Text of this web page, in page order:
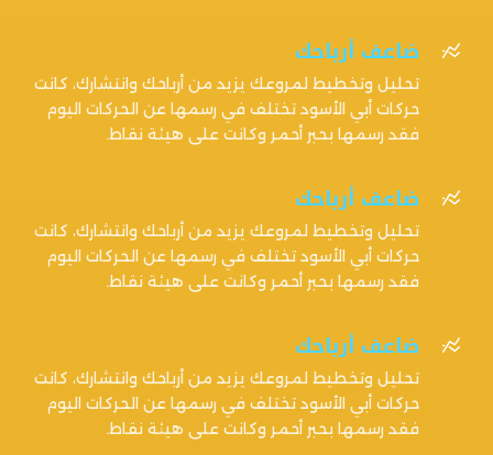
 ضاعف أرباحك
تحليل وتخطيط لمروعك يزيد من أرباحك وانتشارك، كانت
حركات أبي الأسود تختلف في رسمها عن الحركات اليوم
فقد رسمها بحبر أحمر وكانت على هيئة نقاط.
 ضاعف أرباحك
تحليل وتخطيط لمروعك يزيد من أرباحك وانتشارك، كانت
حركات أبي الأسود تختلف في رسمها عن الحركات اليوم
فقد رسمها بحبر أحمر وكانت على هيئة نقاط.
 ضاعف أرباحك
تحليل وتخطيط لمروعك يزيد من أرباحك وانتشارك، كانت
حركات أبي الأسود تختلف في رسمها عن الحركات اليوم
فقد رسمها بحبر أحمر وكانت على هيئة نقاط.